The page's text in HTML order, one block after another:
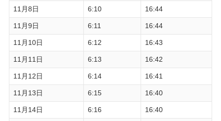
11月8日 6:10 16:44
11月9日 6:11 16:44
11月10日 6:12 16:43
11月11日 6:13 16:42
11月12日 6:14 16:41
11月13日 6:15 16:40
11月14日 6:16 16:40